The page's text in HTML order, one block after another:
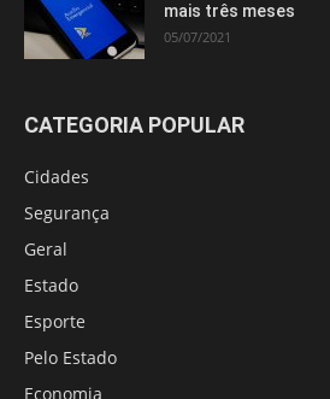
mais três meses
05/07/2021
CATEGORIA POPULAR
Cidades
Segurança
Geral
Estado
Esporte
Pelo Estado
Economia